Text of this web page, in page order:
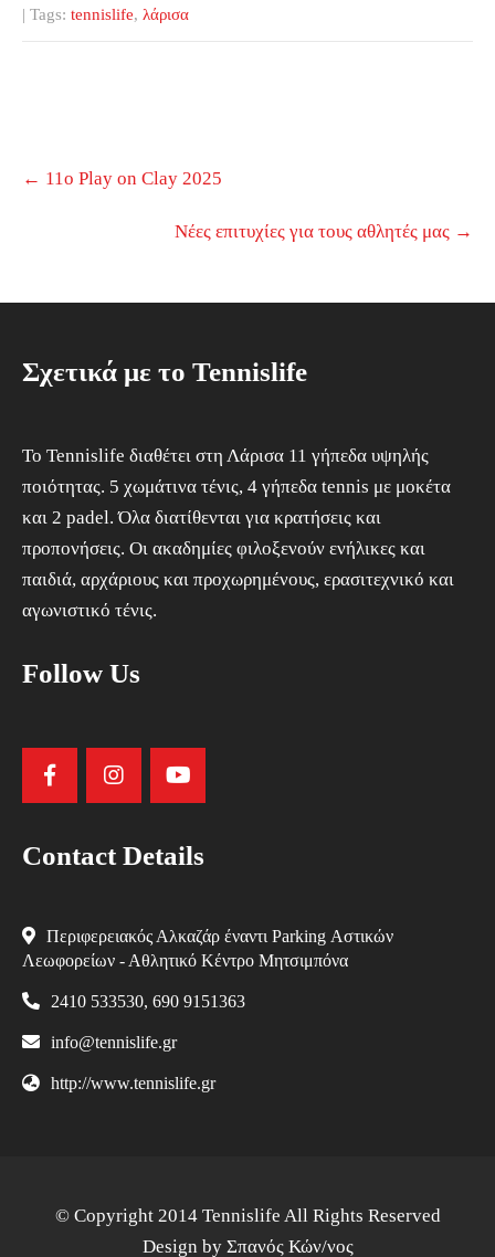
| Tags: tennislife, λάρισα
navigation
← 11o Play on Clay 2025
Νέες επιτυχίες για τους αθλητές μας →
Σχετικά με το Tennislife
To Tennislife διαθέτει στη Λάρισα 11 γήπεδα υψηλής
ποιότητας. 5 χωμάτινα τένις, 4 γήπεδα tennis με μοκέτα
και 2 padel. Όλα διατίθενται για κρατήσεις και
προπονήσεις. Οι ακαδημίες φιλοξενούν ενήλικες και
παιδιά, αρχάριους και προχωρημένους, ερασιτεχνικό και
αγωνιστικό τένις.
Follow Us
Contact Details
Περιφερειακός Αλκαζάρ έναντι Parking Αστικών
Λεωφορείων - Αθλητικό Κέντρο Μητσιμπόνα
2410 533530, 690 9151363
info@tennislife.gr
http://www.tennislife.gr
© Copyright 2014 Tennislife All Rights Reserved
Design by Σπανός Κών/νος